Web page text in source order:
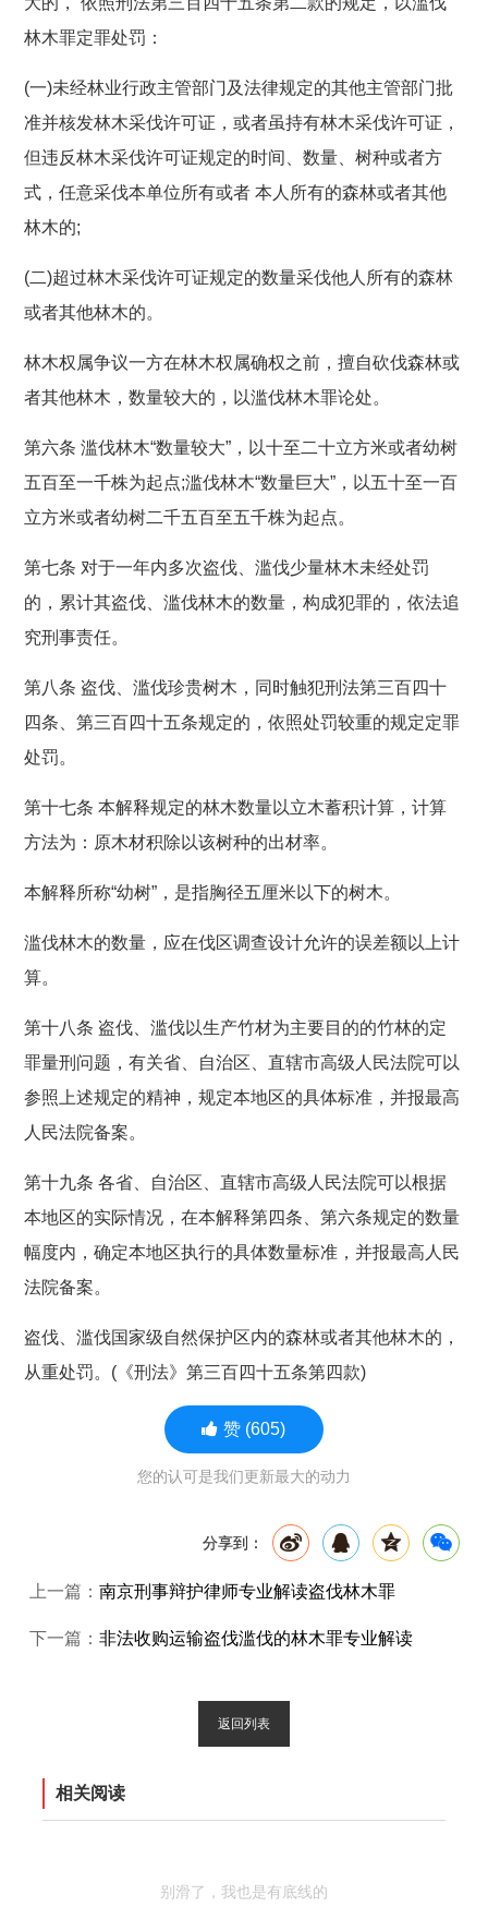
林木罪定罪处罚：
(一)未经林业行政主管部门及法律规定的其他主管部门批
准并核发林木采伐许可证，或者虽持有林木采伐许可证，
但违反林木采伐许可证规定的时间、数量、树种或者方
式，任意采伐本单位所有或者 本人所有的森林或者其他
林木的;
(二)超过林木采伐许可证规定的数量采伐他人所有的森林
或者其他林木的。
林木权属争议一方在林木权属确权之前，擅自砍伐森林或
者其他林木，数量较大的，以滥伐林木罪论处。
第六条 滥伐林木“数量较大”，以十至二十立方米或者幼树
五百至一千株为起点;滥伐林木“数量巨大”，以五十至一百
立方米或者幼树二千五百至五千株为起点。
第七条 对于一年内多次盗伐、滥伐少量林木未经处罚
的，累计其盗伐、滥伐林木的数量，构成犯罪的，依法追
究刑事责任。
第八条 盗伐、滥伐珍贵树木，同时触犯刑法第三百四十
四条、第三百四十五条规定的，依照处罚较重的规定定罪
处罚。
第十七条 本解释规定的林木数量以立木蓄积计算，计算
方法为：原木材积除以该树种的出材率。
本解释所称“幼树”，是指胸径五厘米以下的树木。
滥伐林木的数量，应在伐区调查设计允许的误差额以上计
算。
第十八条 盗伐、滥伐以生产竹材为主要目的的竹林的定
罪量刑问题，有关省、自治区、直辖市高级人民法院可以
参照上述规定的精神，规定本地区的具体标准，并报最高
人民法院备案。
第十九条 各省、自治区、直辖市高级人民法院可以根据
本地区的实际情况，在本解释第四条、第六条规定的数量
幅度内，确定本地区执行的具体数量标准，并报最高人民
法院备案。
盗伐、滥伐国家级自然保护区内的森林或者其他林木的，
从重处罚。(《刑法》第三百四十五条第四款)
赞 (605)
您的认可是我们更新最大的动力
分享到：
上一篇：南京刑事辩护律师专业解读盗伐林木罪
下一篇：非法收购运输盗伐滥伐的林木罪专业解读
返回列表
相关阅读
别滑了，我也是有底线的